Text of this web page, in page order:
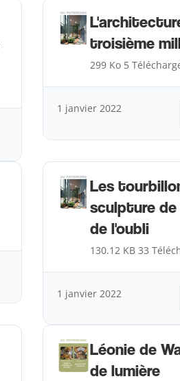
troisième
299 Ko 5
1 janvier 2022
Les
sculpture
de l'oubli
130.12 KB33
1 janvier 2022
Léonie de
de lumière